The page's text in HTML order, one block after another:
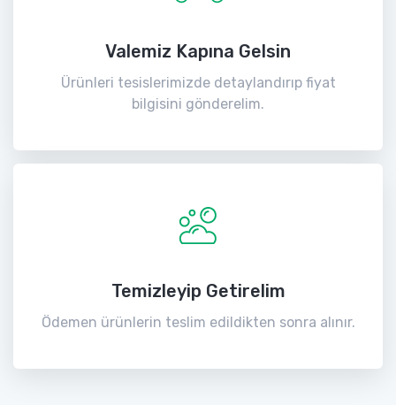
Valemiz Kapına Gelsin
Ürünleri tesislerimizde detaylandırıp fiyat
bilgisini gönderelim.
Temizleyip Getirelim
Ödemen ürünlerin teslim edildikten sonra alınır.